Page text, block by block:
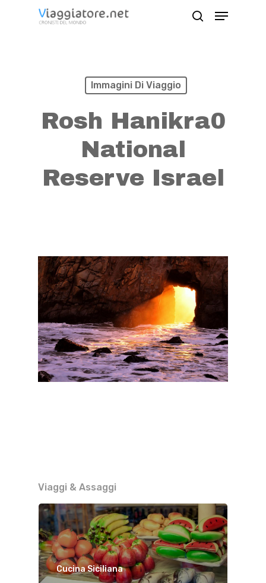
Menu
Immagini Di Viaggio
Rosh Hanikra0
National
Reserve Israel
Viaggi & Assaggi
Cucina Siciliana